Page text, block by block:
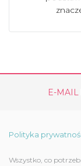
E-MAIL
Polityka
Wszystko, co